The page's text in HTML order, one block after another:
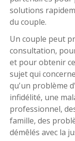
solutions
du couple.
Un couple peut
consultation,
et pour obtenir
sujet qui
qu'un problème
infidélité, une
professionnel,
famille, des
démêlés avec la